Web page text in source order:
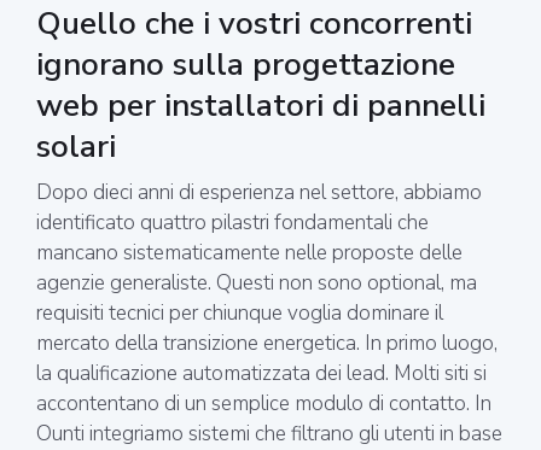
Quello che i vostri concorrenti
ignorano sulla progettazione
web per installatori di pannelli
solari
Dopo dieci anni di esperienza nel settore, abbiamo
identificato quattro pilastri fondamentali che
mancano sistematicamente nelle proposte delle
agenzie generaliste. Questi non sono optional, ma
requisiti tecnici per chiunque voglia dominare il
mercato della transizione energetica. In primo luogo,
la qualificazione automatizzata dei lead. Molti siti si
accontentano di un semplice modulo di contatto. In
Ounti integriamo sistemi che filtrano gli utenti in base